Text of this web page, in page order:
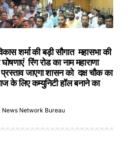
शर्मा की बड़ी सौगात महासभा की
रिंग रोड का नाम महाराणा
जाएगा शासन को दक्ष चौक का
के लिए कम्युनिटी हॉल बनाने का
News Network Bureau